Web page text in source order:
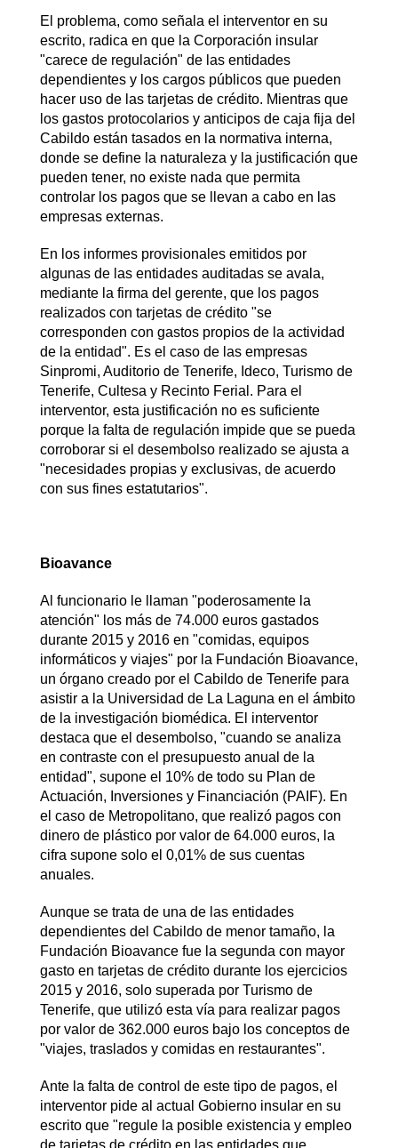
El problema, como señala el interventor en su
escrito, radica en que la Corporación insular
"carece de regulación" de las entidades
dependientes y los cargos públicos que pueden
hacer uso de las tarjetas de crédito. Mientras que
los gastos protocolarios y anticipos de caja fija del
Cabildo están tasados en la normativa interna,
donde se define la naturaleza y la justificación que
pueden tener, no existe nada que permita
controlar los pagos que se llevan a cabo en las
empresas externas.
En los informes provisionales emitidos por
algunas de las entidades auditadas se avala,
mediante la firma del gerente, que los pagos
realizados con tarjetas de crédito "se
corresponden con gastos propios de la actividad
de la entidad". Es el caso de las empresas
Sinpromi, Auditorio de Tenerife, Ideco, Turismo de
Tenerife, Cultesa y Recinto Ferial. Para el
interventor, esta justificación no es suficiente
porque la falta de regulación impide que se pueda
corroborar si el desembolso realizado se ajusta a
"necesidades propias y exclusivas, de acuerdo
con sus fines estatutarios".
Bioavance
Al funcionario le llaman "poderosamente la
atención" los más de 74.000 euros gastados
durante 2015 y 2016 en "comidas, equipos
informáticos y viajes" por la Fundación Bioavance,
un órgano creado por el Cabildo de Tenerife para
asistir a la Universidad de La Laguna en el ámbito
de la investigación biomédica. El interventor
destaca que el desembolso, "cuando se analiza
en contraste con el presupuesto anual de la
entidad", supone el 10% de todo su Plan de
Actuación, Inversiones y Financiación (PAIF). En
el caso de Metropolitano, que realizó pagos con
dinero de plástico por valor de 64.000 euros, la
cifra supone solo el 0,01% de sus cuentas
anuales.
Aunque se trata de una de las entidades
dependientes del Cabildo de menor tamaño, la
Fundación Bioavance fue la segunda con mayor
gasto en tarjetas de crédito durante los ejercicios
2015 y 2016, solo superada por Turismo de
Tenerife, que utilizó esta vía para realizar pagos
por valor de 362.000 euros bajo los conceptos de
"viajes, traslados y comidas en restaurantes".
Ante la falta de control de este tipo de pagos, el
interventor pide al actual Gobierno insular en su
escrito que "regule la posible existencia y empleo
de tarjetas de crédito en las entidades que